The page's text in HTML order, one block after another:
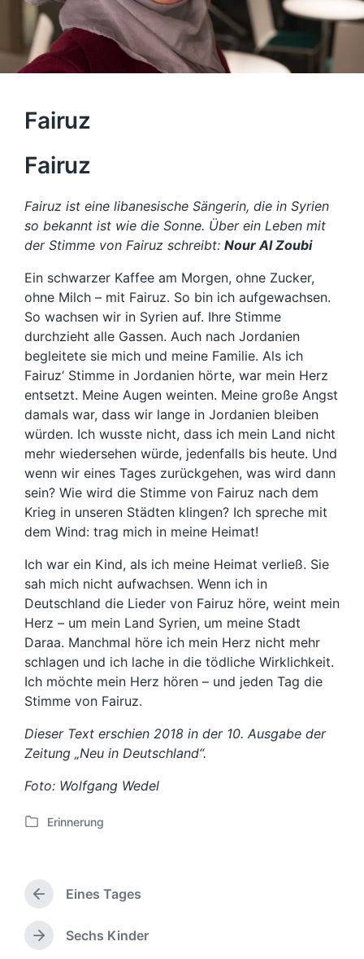
Fairuz
Fairuz
Fairuz ist eine libanesische Sängerin, die in Syrien
so bekannt ist wie die Sonne. Über ein Leben mit
der Stimme von Fairuz schreibt: Nour Al Zoubi
Ein schwarzer Kaffee am Morgen, ohne Zucker,
ohne Milch – mit Fairuz. So bin ich aufgewachsen.
So wachsen wir in Syrien auf. Ihre Stimme
durchzieht alle Gassen. Auch nach Jordanien
begleitete sie mich und meine Familie. Als ich
Fairuz‘ Stimme in Jordanien hörte, war mein Herz
entsetzt. Meine Augen weinten. Meine große Angst
damals war, dass wir lange in Jordanien bleiben
würden. Ich wusste nicht, dass ich mein Land nicht
mehr wiedersehen würde, jedenfalls bis heute. Und
wenn wir eines Tages zurückgehen, was wird dann
sein? Wie wird die Stimme von Fairuz nach dem
Krieg in unseren Städten klingen? Ich spreche mit
dem Wind: trag mich in meine Heimat!
Ich war ein Kind, als ich meine Heimat verließ. Sie
sah mich nicht aufwachsen. Wenn ich in
Deutschland die Lieder von Fairuz höre, weint mein
Herz – um mein Land Syrien, um meine Stadt
Daraa. Manchmal höre ich mein Herz nicht mehr
schlagen und ich lache in die tödliche Wirklichkeit.
Ich möchte mein Herz hören – und jeden Tag die
Stimme von Fairuz.
Dieser Text erschien 2018 in der 10. Ausgabe der
Zeitung „Neu in Deutschland“.
Foto: Wolfgang Wedel
V
ö
f
e
n
Erinnerung
V
o
r
h
Eines Tages
N
Sechs Kinder